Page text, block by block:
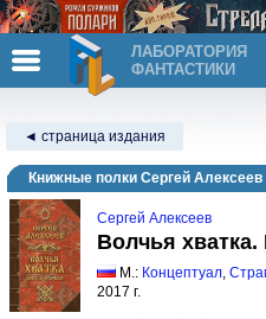
ЛАБОРАТОРИЯ
ФАНТАСТИКИ
◄ страница издания
Книжные полки Сергей Алексеев
Сергей Алексеев
Волчья хватка.
М.: Концептуал,
2017 г.